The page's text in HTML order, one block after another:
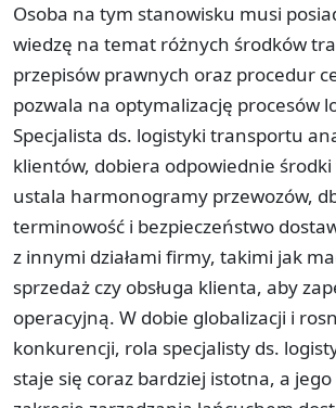
Osoba na tym stanowisku musi
wiedzę na temat różnych środków
przepisów prawnych oraz procedur
pozwala na optymalizację procesów
Specjalista ds. logistyki transportu
klientów, dobiera odpowiednie
ustala harmonogramy przewozów,
terminowość i bezpieczeństwo
z innymi działami firmy, takimi jak
sprzedaż czy obsługa klienta, aby
operacyjną. W dobie globalizacji i
konkurencji, rola specjalisty ds.
staje się coraz bardziej istotna, a